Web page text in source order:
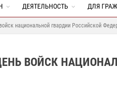
ДЕЯТЕЛЬНОСТЬ ДЛЯ
национальной гвардии Российской
ВОЙСК